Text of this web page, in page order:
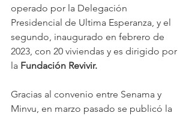
operado por la Delegación
Presidencial de Ultima Esperanza, y el
segundo, inaugurado en febrero de
2023, con 20 viviendas y es dirigido por
la Fundación Revivir.
Gracias al convenio entre Senama y
Minvu, en marzo pasado se publicó la